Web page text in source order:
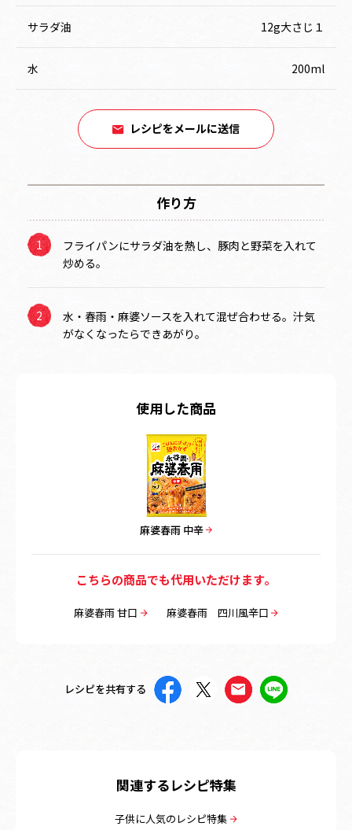
サラダ油 12g大さじ１
水 200ml
レシピをメールに送信
作り方
フライパンにサラダ油を熱し、豚肉と野菜を入れて
炒める。
水・春雨・麻婆ソースを入れて混ぜ合わせる。汁気
がなくなったらできあがり。
使用した商品
麻婆春雨 中辛
こちらの商品でも代用いただけます。
麻婆春雨 甘口 麻婆春雨 四川風辛口
レシピを共有する
関連するレシピ特集
子供に人気のレシピ特集